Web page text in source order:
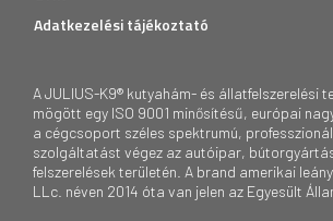
Adatkezelési tájékoztató
A JULIUS-K9® kutyahám- és állatfelszerelési
mögött egy ISO 9001 minősítésű, európai
a cégcsoport széles spektrumú,
szolgáltatást végez az autóipar,
felszerelések területén. A brand amerikai
LLc. néven 2014 óta van jelen az Egyesült